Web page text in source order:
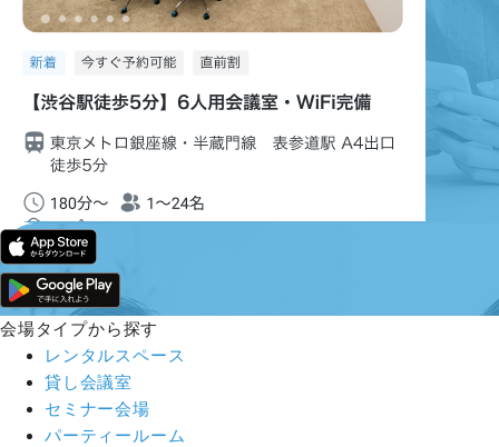
会場タイプから探す
レンタルスペース
貸し会議室
セミナー会場
パーティールーム